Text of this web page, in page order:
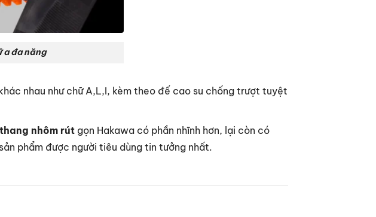
a đa năng
nhau như chữ A,L,I, kèm theo đế cao su chống trượt tuyệt
nhôm rútgọn Hakawa có phần nhĩnh hơn, lại còn có
phẩm được người tiêu dùng tin tưởng nhất.